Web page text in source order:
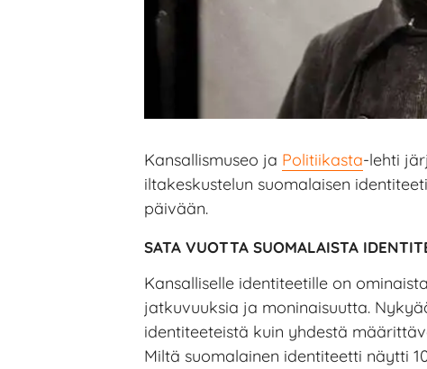
Kansallismuseo ja Politiikasta-lehti
iltakeskustelun suomalaisen
päivään.
SATA VUOTTA SUOMALAISTA
Kansalliselle identiteetille on
jatkuvuuksia ja moninaisuutta.
identiteeteistä kuin yhdestä
Miltä suomalainen identiteetti näytti